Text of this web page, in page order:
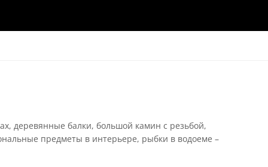
деревянные балки, большой камин с резьбой,
предметы в интерьере, рыбки в водоеме –